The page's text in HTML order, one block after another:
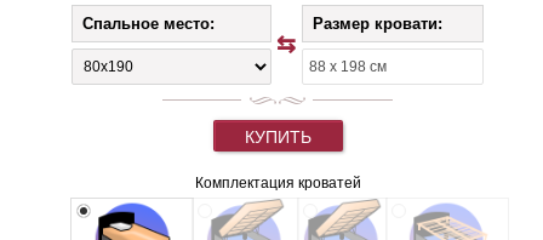
Спальное место: Размер кровати:
КУПИТЬ
Комплектация кроватей